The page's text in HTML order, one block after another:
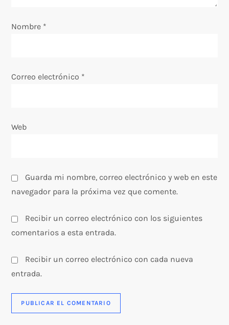
n
r
d
s
Nombre *
Correo electrónico *
Web
Guarda mi nombre, correo electrónico y web en este
navegador para la próxima vez que comente.
Recibir un correo electrónico con los siguientes
comentarios a esta entrada.
Recibir un correo electrónico con cada nueva
entrada.